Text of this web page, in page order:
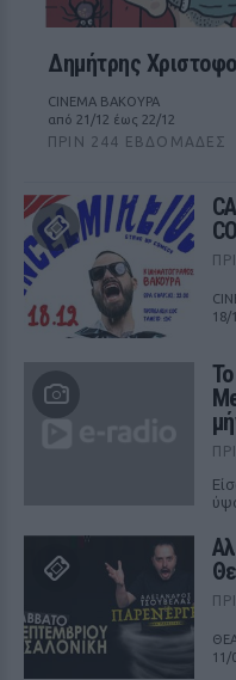
Δημήτρης
CINEMA ΒΑΚΟΥΡΑ
από 21/12 έως 22/12
ΠΡΙΝ 244 ΕΒΔΟΜΆΔΕΣ
18/
11/